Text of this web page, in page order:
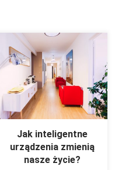
Jak inteligentne
urządzenia zmienią
nasze życie?